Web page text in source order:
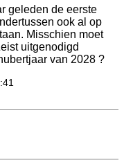
geleden de eerste
ook al op
Misschien moet
uitgenodigd
van 2028 ?